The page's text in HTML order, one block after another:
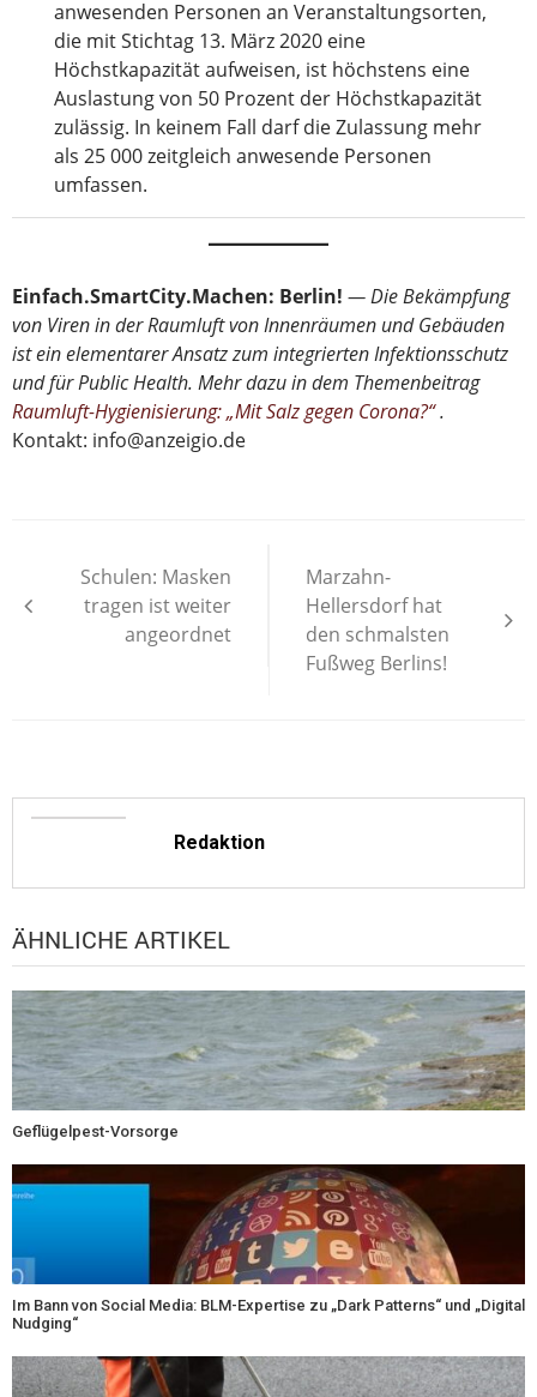
anwesenden Personen an Veranstaltungsorten,
die mit Stichtag 13. März 2020 eine
Höchstkapazität aufweisen, ist höchstens eine
Auslastung von 50 Prozent der Höchstkapazität
zulässig. In keinem Fall darf die Zulassung mehr
als 25 000 zeitgleich anwesende Personen
umfassen.
Einfach.SmartCity.Machen: Berlin! — Die Bekämpfung
von Viren in der Raumluft von Innenräumen und Gebäuden
ist ein elementarer Ansatz zum integrierten Infektionsschutz
und für Public Health. Mehr dazu in dem Themenbeitrag
Raumluft-Hygienisierung: „Mit Salz gegen Corona?“.
Kontakt: info@anzeigio.de
Schulen: Masken
tragen ist weiter
angeordnet
Marzahn-
Hellersdorf hat
den schmalsten
Fußweg Berlins!
Redaktion
ÄHNLICHE ARTIKEL
Geflügelpest-Vorsorge
Im Bann von Social Media: BLM-Expertise zu „Dark Patterns“ und „Digital
Nudging“